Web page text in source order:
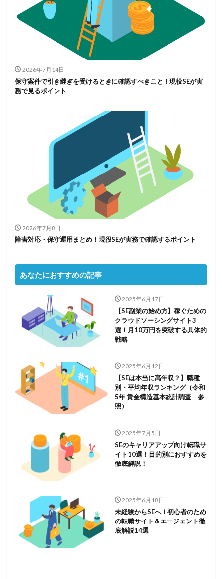
2026年7月14日
保守案件で引き継ぎを受けるときに確認すべきこと！現役SEが実
務で見るポイント
2026年7月8日
障害対応・保守運用まとめ！現役SEが実務で確認するポイント
あなたにおすすめの記事
2025年6月17日
【SE副業の始め方】稼ぐための
クラウドソーシングサイト3
選！月10万円を突破する具体的
戦略
2025年6月12日
【SEは本当に高年収？】職種
別・平均年収ランキング（令和
5年 賃金構造基本統計調査 参
照）
2025年7月5日
SEのキャリアアップ向け転職サ
イト10選！目的別におすすめを
徹底解説！
2025年6月18日
未経験からSEへ！初心者のため
の転職サイト＆エージェント徹
底解説14選